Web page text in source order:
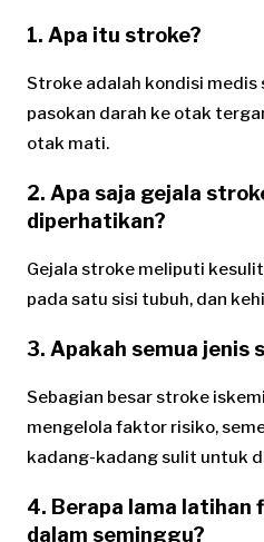
1. Apa itu stroke?
Stroke adalah kondisi
pasokan darah ke otak
otak mati.
2. Apa saja gejala
diperhatikan?
Gejala stroke meliputi
pada satu sisi tubuh, dan
3. Apakah semua jenis
Sebagian besar stroke
mengelola faktor risiko,
kadang-kadang sulit untuk
4. Berapa lama latihan
dalam seminggu?